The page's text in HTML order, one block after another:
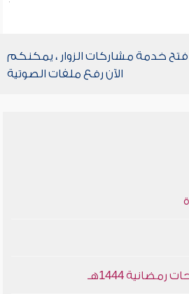
خدمة مشاركات الزوار ، يمكنكم
الآن رفع ملفات الصوتية
1444هـ